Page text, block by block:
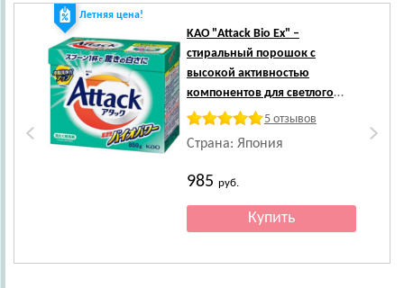
Летняя цена!
KAO"Attack Bio Ex" –
стиральный порошок с
высокой активностью
компонентов для светлого
белья, с цветочно-травяным
5 отзывов
Страна: Япония
985 руб.